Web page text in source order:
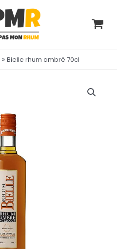
» Bielle rhum ambré 70cl